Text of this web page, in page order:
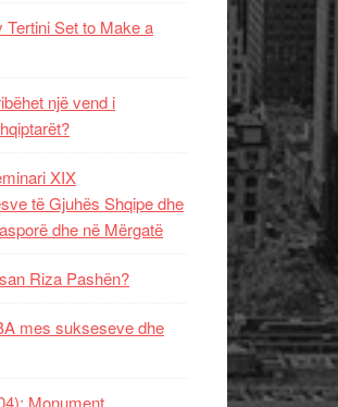
Tertini Set to Make a
një vend i
XIX
të Gjuhës Shqipe dhe
dhe në Mërgatë
Riza Pashën?
mes sukseseve dhe
Monument